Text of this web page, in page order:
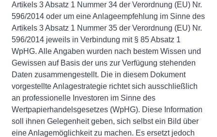
Artikels 3 Absatz 1 Nummer 34 der Verordnung (EU) Nr.
596/2014 oder um eine Anlageempfehlung im Sinne des
Artikels 3 Absatz 1 Nummer 35 der Verordnung (EU) Nr.
596/2014 jeweils in Verbindung mit § 85 Absatz 1
WpHG. Alle Angaben wurden nach bestem Wissen und
Gewissen auf Basis der uns zur Verfügung stehenden
Daten zusammengestellt. Die in diesem Dokument
vorgestellte Anlagestrategie richtet sich ausschließlich
an professionelle Investoren im Sinne des
Wertpapierhandelsgesetzes (WpHG). Diese Information
soll ihnen Gelegenheit geben, sich selbst ein Bild über
eine Anlagemöglichkeit zu machen. Es ersetzt jedoch